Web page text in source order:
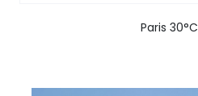
Paris 30°C